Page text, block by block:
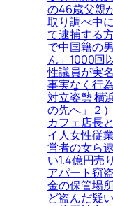
の46歳父親
取り調べ中
て逮捕する
で中国籍の
ん」1000回
性議員が実
事実なく行
対立姿勢 横
の先へ」２
カフェ店長
イ人女性従
営者の女ら
い1.4億円売
アパート窃
金の保管場
ど盗んだ疑